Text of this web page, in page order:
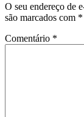
O seu endereço de
são marcados com *
Comentário *